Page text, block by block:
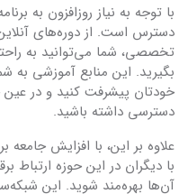
با توجه به نیاز روزافزون به
دسترس است. از دوره‌های آنلاین
تخصصی، شما می‌توانید به
بگیرید. این منابع آموزشی به
خودتان پیشرفت کنید و در
دسترسی داشته باشید.
علاوه بر این، با افزایش جامعه
با دیگران در این حوزه ارتباط
آن‌ها بهره‌مند شوید. این